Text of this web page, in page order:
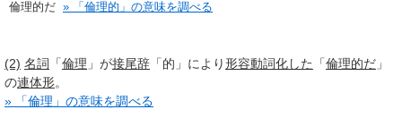
倫理的だ » 「倫理的」の意味を調べる
(2) 名詞 「倫理 」が接尾辞 「的」により形容動詞化した 「倫理的だ 」
の連体形。
» 「倫理」の意味を調べる